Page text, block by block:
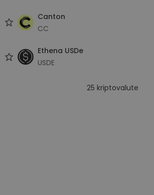
Canton
CC
Ethena USDe
USDE
25 kriptovalute